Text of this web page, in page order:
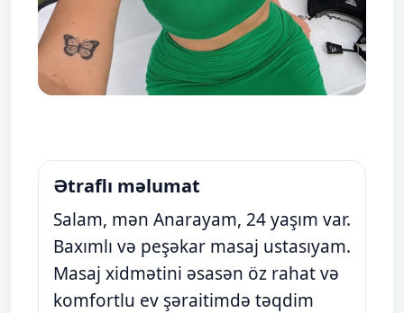
Ətraflı məlumat
Salam, mən Anarayam, 24 yaşım var.
Baxımlı və peşəkar masaj ustasıyam.
Masaj xidmətini əsasən öz rahat və
komfortlu ev şəraitimdə təqdim